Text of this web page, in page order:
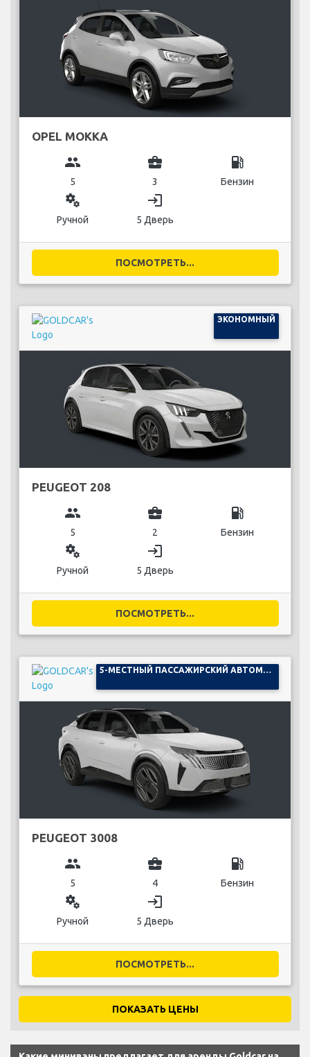
OPEL MOKKA
group
5
business_center
3
local_gas_station
Бензин
miscellaneous_services
Ручной
login
5 Дверь
ПОСМОТРЕТЬ...
ЭКОНОМНЫЙ
PEUGEOT 208
group
5
business_center
2
local_gas_station
Бензин
miscellaneous_services
Ручной
login
5 Дверь
ПОСМОТРЕТЬ...
5-МЕСТНЫЙ ПАССАЖИРСКИЙ АВТОМОБИЛЬ
PEUGEOT 3008
group
5
business_center
4
local_gas_station
Бензин
miscellaneous_services
Ручной
login
5 Дверь
ПОСМОТРЕТЬ...
ПОКАЗАТЬ ЦЕНЫ